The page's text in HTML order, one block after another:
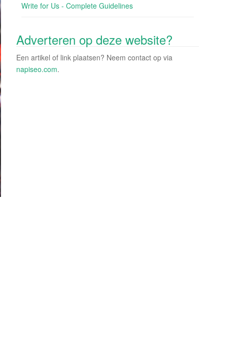
Write for Us - Complete Guidelines
Adverteren op deze website?
Een artikel of link plaatsen? Neem contact op via
napiseo.com.